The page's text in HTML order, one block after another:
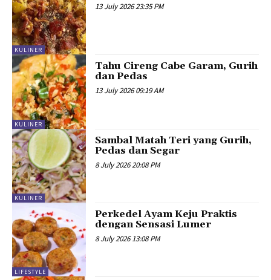
KULINER
13 July 2026 23:35 PM
KULINER
Tahu Cireng Cabe Garam, Gurih
dan Pedas
13 July 2026 09:19 AM
KULINER
Sambal Matah Teri yang Gurih,
Pedas dan Segar
8 July 2026 20:08 PM
LIFESTYLE
Perkedel Ayam Keju Praktis
dengan Sensasi Lumer
8 July 2026 13:08 PM